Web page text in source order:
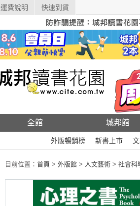
運費說明 快速到貨
全館 城邦館
外版暢銷榜 新書上市
目前位置： 首頁 > 外版館 > 人文藝術 > 社會科